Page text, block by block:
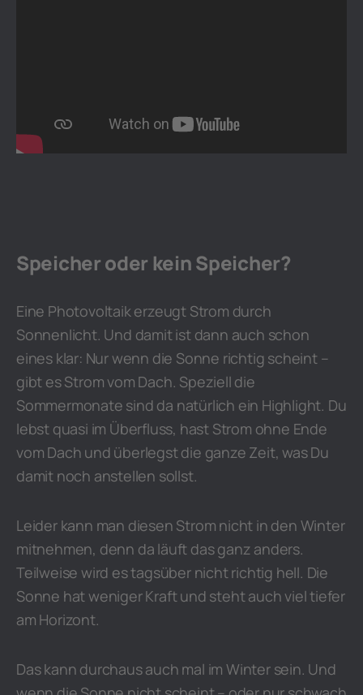
Speicher oder kein Speicher?
Eine Photovoltaik erzeugt Strom durch
Sonnenlicht. Und damit ist dann auch schon
eines klar: Nur wenn die Sonne richtig scheint –
gibt es Strom vom Dach. Speziell die
Sommermonate sind da natürlich ein Highlight. Du
lebst quasi im Überfluss, hast Strom ohne Ende
vom Dach und überlegst die ganze Zeit, was Du
damit noch anstellen sollst.
Leider kann man diesen Strom nicht in den Winter
mitnehmen, denn da läuft das ganz anders.
Teilweise wird es tagsüber nicht richtig hell. Die
Sonne hat weniger Kraft und steht auch viel tiefer
am Horizont.
Das kann durchaus auch mal im Winter sein. Und